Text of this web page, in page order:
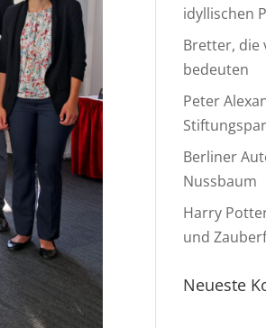
idyllischen
Bretter, die
bedeuten
Peter
Berliner
Nussbaum
Harry
und
Neueste